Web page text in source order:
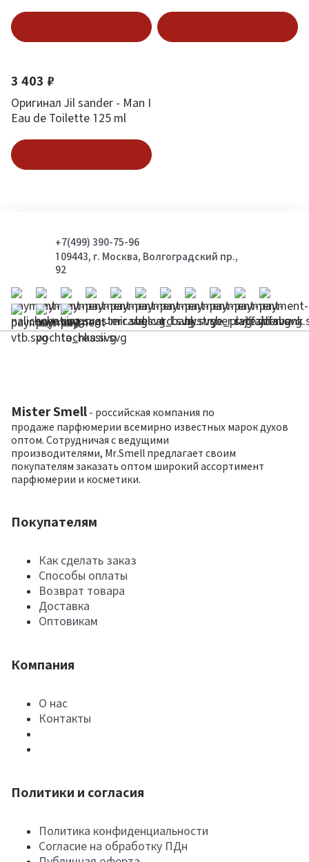
3 403 ₽
Оригинал Jil sander - Man I
Eau de Toilette 125 ml
+7(499) 390-75-96
109443, г. Москва, Волгоградский пр.,
92
Mister Smell - российская компания по
продаже парфюмерии всемирно известных марок духов
оптом. Сотрудничая с ведущими
производителями, Mr.Smell предлагает своим
покупателям заказать оптом широкий ассортимент
парфюмерии и косметики.
Покупателям
Как сделать заказ
Способы оплаты
Возврат товара
Доставка
Оптовикам
Компания
О нас
Контакты
Политики и согласия
Политика конфиденциальности
Согласие на обработку ПДн